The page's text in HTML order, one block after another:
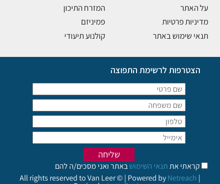
על האתר
מדיניות פרטיות
תנאי שימוש באתר
המזרח התיכון
פמיניזם
קולנוע תיעודי
הצטרפות לרשימת התפוצה
קראתי אתתנאי השימושבאתר ואני מסכים/ה להם
All rights reserved to Van Leer © | Powered byNetreach |